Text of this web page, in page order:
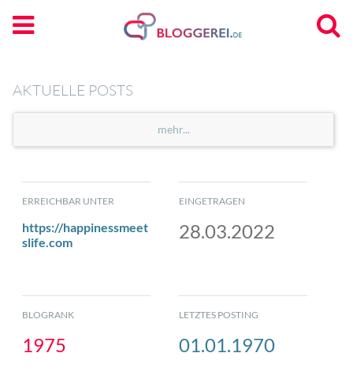
AKTUELLE POSTS
mehr...
ERREICHBAR UNTER
https://happinessmeet
slife.com
EINGETRAGEN
28.03.2022
BLOGRANK
1975
LETZTES POSTING
01.01.1970